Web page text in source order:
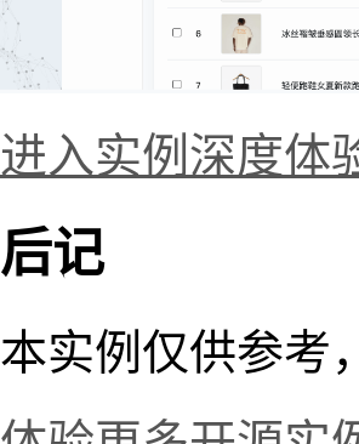
进入实例深度体
后记
本实例仅供参考